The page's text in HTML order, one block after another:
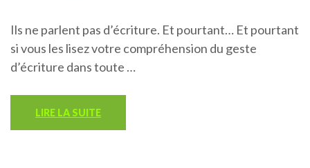
Ils ne parlent pas d’écriture. Et pourtant… Et pourtant
si vous les lisez votre compréhension du geste
d’écriture dans toute …
LIRE LA SUITE